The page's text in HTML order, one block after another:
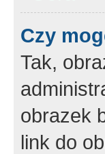
Czy
Tak,
obrazek
link do